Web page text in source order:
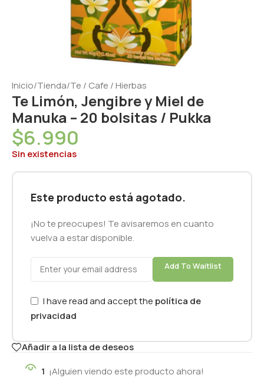
Inicio/Tienda/Te / Cafe / Hierbas
Te Limón, Jengibre y Miel de
Manuka – 20 bolsitas / Pukka
$6.990
Sin existencias
Este producto está agotado.
¡No te preocupes! Te avisaremos en cuanto
vuelva a estar disponible.
Add To Waitlist
I have read and accept the política de
privacidad
Añadir a la lista de deseos
1 ¡Alguien viendo este producto ahora!